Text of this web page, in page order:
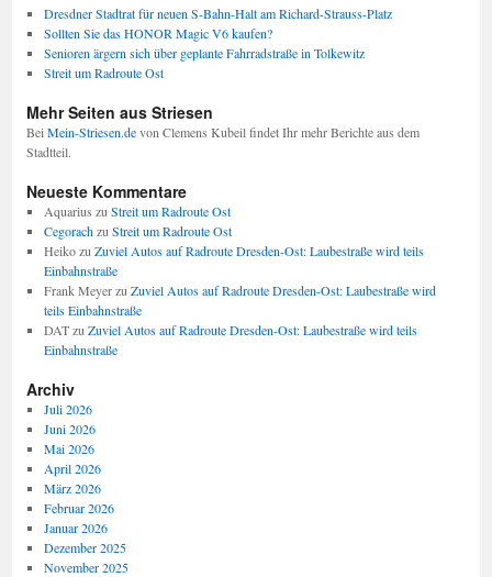
Dresdner Stadtrat für neuen S-Bahn-Halt am Richard-Strauss-Platz
Sollten Sie das HONOR Magic V6 kaufen?
Senioren ärgern sich über geplante Fahrradstraße in Tolkewitz
Streit um Radroute Ost
Mehr Seiten aus Striesen
Bei Mein-Striesen.devon Clemens Kubeil findet Ihr mehr Berichte aus dem
Stadtteil.
Neueste Kommentare
Aquarius zu Streit um Radroute Ost
Cegorachzu Streit um Radroute Ost
Heikozu Zuviel Autos auf Radroute Dresden-Ost: Laubestraße wird teils
Einbahnstraße
Frank Meyerzu Zuviel Autos auf Radroute Dresden-Ost: Laubestraße wird
teils Einbahnstraße
DATzu Zuviel Autos auf Radroute Dresden-Ost: Laubestraße wird teils
Einbahnstraße
Archiv
Juli 2026
Juni 2026
Mai 2026
April 2026
März 2026
Februar 2026
Januar 2026
Dezember 2025
November 2025